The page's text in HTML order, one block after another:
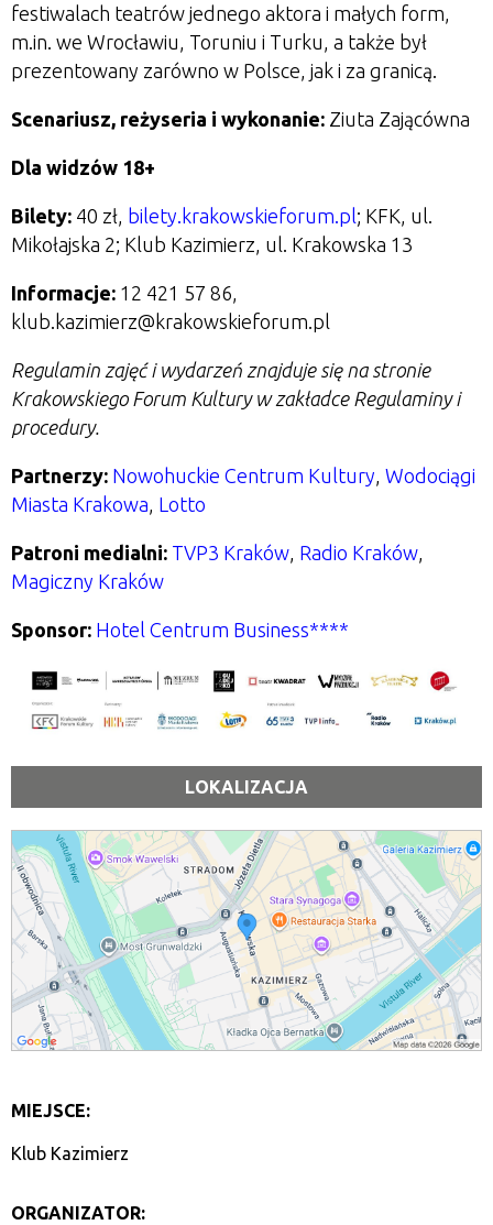
festiwalach teatrów jednego aktora i małych form,
m.in. we Wrocławiu, Toruniu i Turku, a także był
prezentowany zarówno w Polsce, jak i za granicą.
Scenariusz, reżyseria i wykonanie: Ziuta Zającówna
Dla widzów 18+
Bilety: 40 zł, bilety.krakowskieforum.pl; KFK, ul.
Mikołajska 2; Klub Kazimierz, ul. Krakowska 13
Informacje: 12 421 57 86,
klub.kazimierz@krakowskieforum.pl
Regulamin zajęć i wydarzeń znajduje się na stronie
Krakowskiego Forum Kultury w zakładce Regulaminy i
procedury.
Partnerzy: Nowohuckie Centrum Kultury, Wodociągi
Miasta Krakowa, Lotto
Patroni medialni: TVP3 Kraków, Radio Kraków,
Magiczny Kraków
Sponsor: Hotel Centrum Business****
LOKALIZACJA
MIEJSCE:
Klub Kazimierz
ORGANIZATOR: